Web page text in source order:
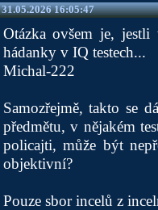
31.05.2026 16:05:47
Otázka ovšem je,
hádanky v IQ testech...
Michal-222
Samozřejmě, takto se
předmětu, v nějakém
policajti, může být
objektivní?
Pouze sbor incelů z